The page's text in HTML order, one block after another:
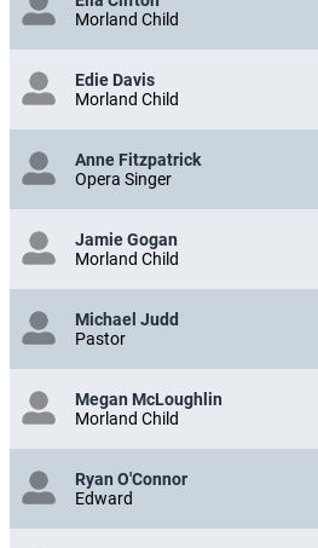
Morland Child
Edie Davis
Morland Child
Anne Fitzpatrick
Opera Singer
Jamie Gogan
Morland Child
Michael Judd
Pastor
Megan McLoughlin
Morland Child
Ryan O'Connor
Edward